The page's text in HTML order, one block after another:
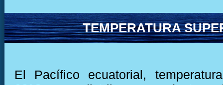
TEMPERATURA
El Pacífico ecuatorial,